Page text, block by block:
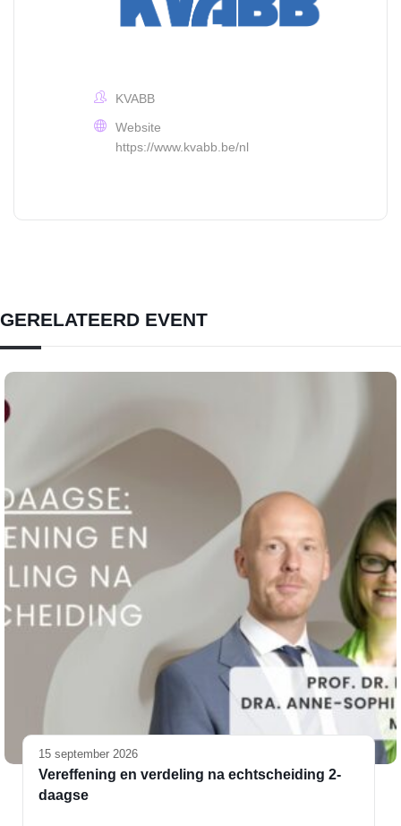
KVABB
Website
https://www.kvabb.be/nl
GERELATEERD EVENT
15 september 2026
Vereffening en verdeling na echtscheiding 2-
daagse